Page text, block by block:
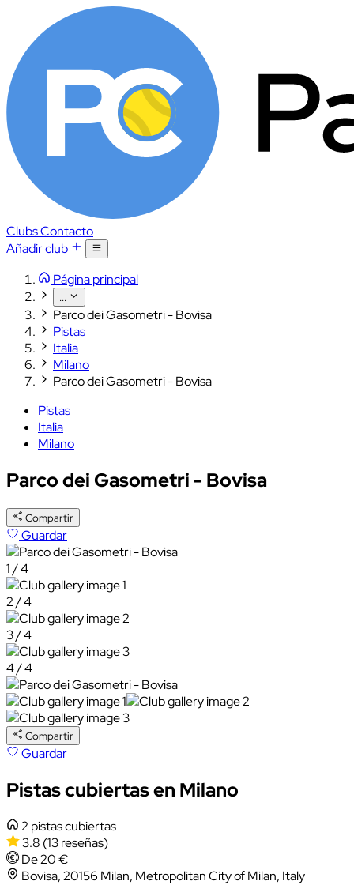
ClubsContacto
Añadir club
Página principal
...
Parco dei Gasometri - Bovisa
Pistas
Italia
Milano
Parco dei Gasometri - Bovisa
Pistas
Italia
Milano
Parco dei Gasometri - Bovisa
Compartir
Guardar
1 / 4
2 / 4
3 / 4
4 / 4
Compartir
Guardar
Pistas cubiertas en Milano
2 pistas cubiertas
3.8 (13 reseñas)
De 20 €
Bovisa, 20156 Milan, Metropolitan City of Milan, Italy